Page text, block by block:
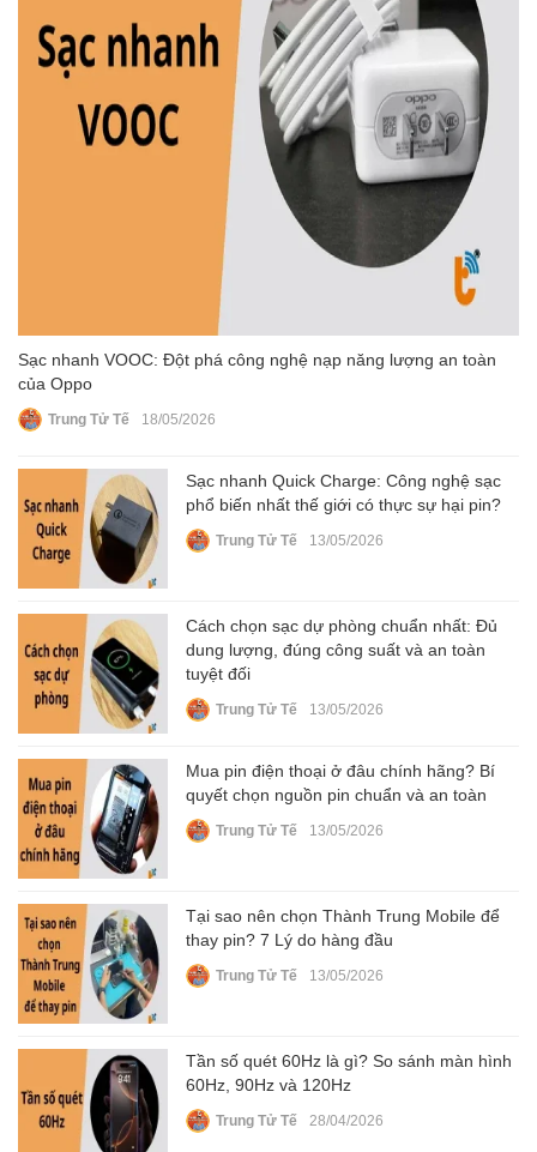
Sạc nhanh VOOC: Đột phá công nghệ nạp năng lượng an toàn
của Oppo
Trung Tử Tế 18/05/2026
Sạc nhanh Quick Charge: Công nghệ sạc
phổ biến nhất thế giới có thực sự hại pin?
Trung Tử Tế 13/05/2026
Cách chọn sạc dự phòng chuẩn nhất: Đủ
dung lượng, đúng công suất và an toàn
tuyệt đối
Trung Tử Tế 13/05/2026
Mua pin điện thoại ở đâu chính hãng? Bí
quyết chọn nguồn pin chuẩn và an toàn
Trung Tử Tế 13/05/2026
Tại sao nên chọn Thành Trung Mobile để
thay pin? 7 Lý do hàng đầu
Trung Tử Tế 13/05/2026
Tần số quét 60Hz là gì? So sánh màn hình
60Hz, 90Hz và 120Hz
Trung Tử Tế 28/04/2026